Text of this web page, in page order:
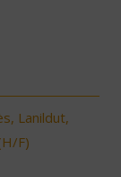
Lanildut,
F)